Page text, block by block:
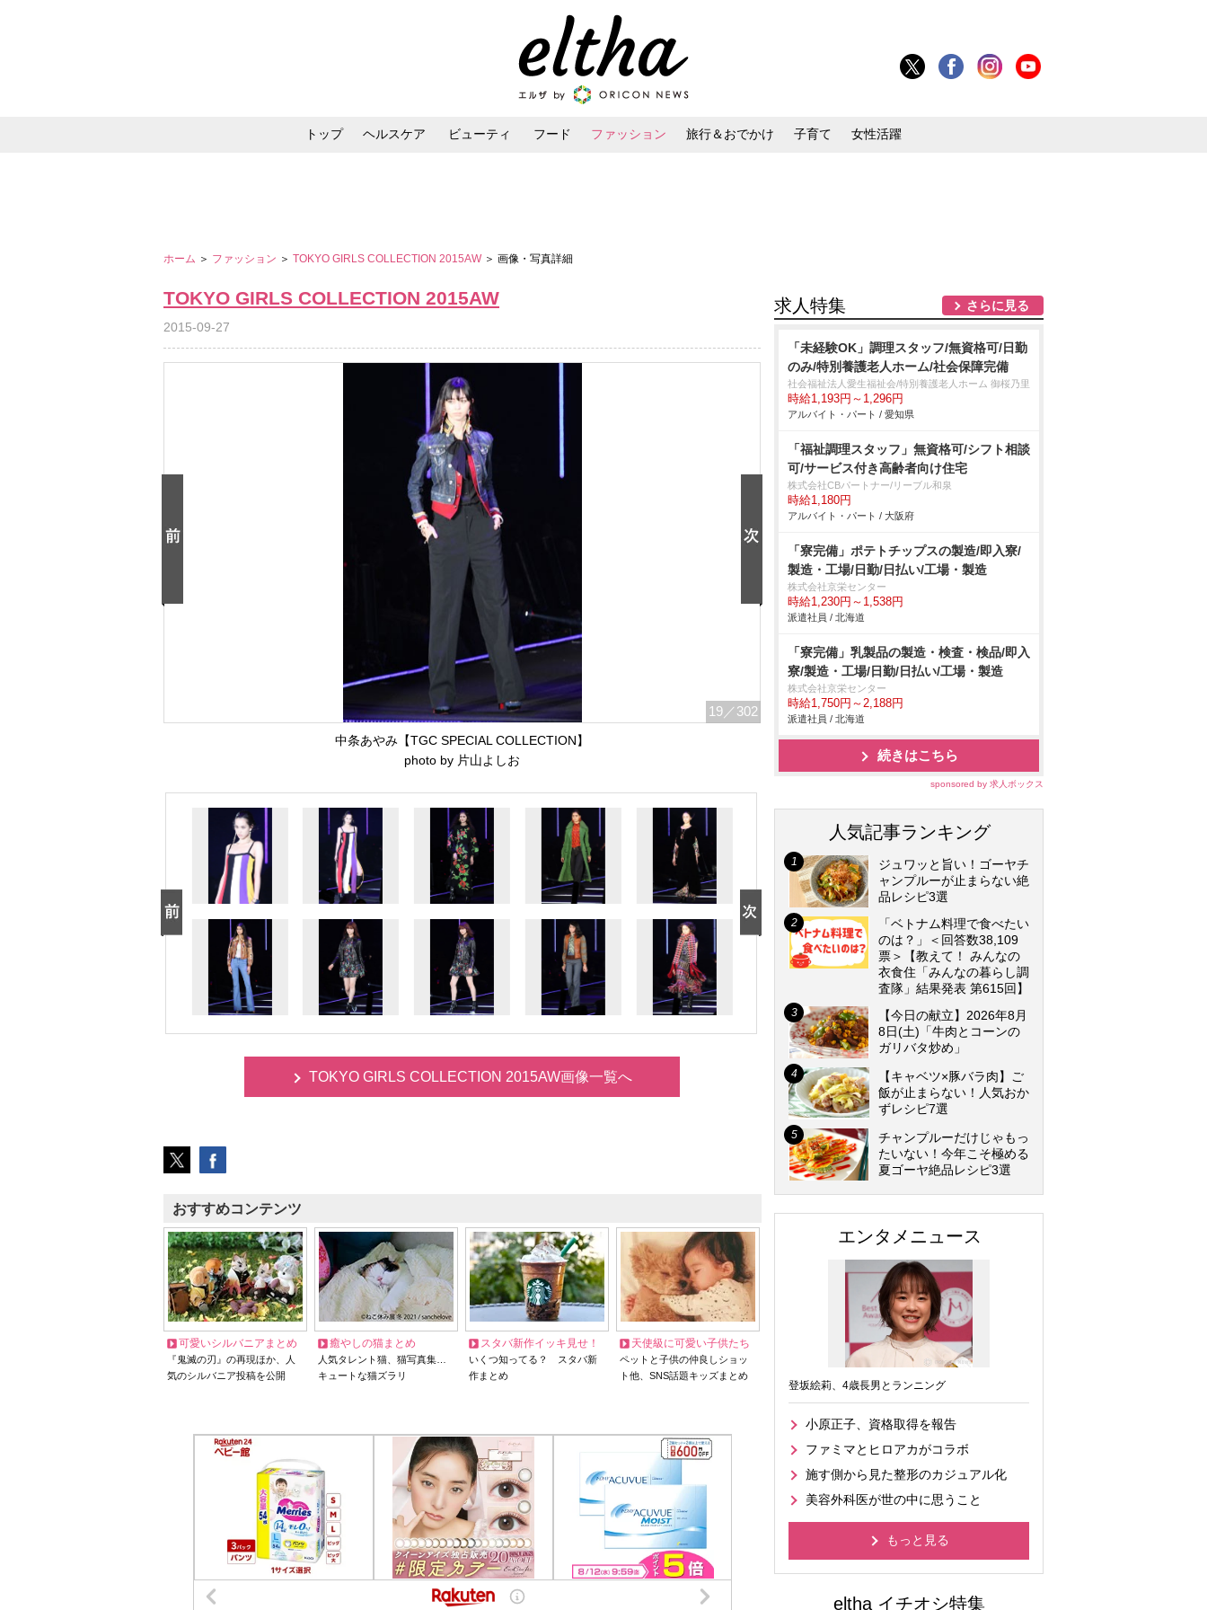
トップ ヘルスケア ビューティ フード ファッション 旅行＆おでかけ 子育て 女性活躍
ホーム ＞ ファッション ＞ TOKYO GIRLS COLLECTION 2015AW ＞ 画像・写真詳細
TOKYO GIRLS COLLECTION 2015AW
2015-09-27
19 ／302
中条あやみ【TGC SPECIAL COLLECTION】
photo by 片山よしお
TOKYO GIRLS COLLECTION 2015AW画像一覧へ
おすすめコンテンツ
可愛いシルバニアまとめ
『鬼滅の刃』の再現ほか、人
気のシルバニア投稿を公開
癒やしの猫まとめ
人気タレント猫、猫写真集…
キュートな猫ズラリ
スタバ新作イッキ見せ！
いくつ知ってる？ スタバ新
作まとめ
天使級に可愛い子供たち
ペットと子供の仲良しショッ
ト他、SNS話題キッズまとめ
求人特集 さらに見る
「未経験OK」調理スタッフ/無資格可/日勤
のみ/特別養護老人ホーム/社会保障完備
社会福祉法人愛生福祉会/特別養護老人ホーム 御桜乃里
時給1,193円～1,296円
アルバイト・パート / 愛知県
「福祉調理スタッフ」無資格可/シフト相談
可/サービス付き高齢者向け住宅
株式会社CBパートナー/リーブル和泉
時給1,180円
アルバイト・パート / 大阪府
「寮完備」ポテトチップスの製造/即入寮/
製造・工場/日勤/日払い/工場・製造
株式会社京栄センター
時給1,230円～1,538円
派遣社員 / 北海道
「寮完備」乳製品の製造・検査・検品/即入
寮/製造・工場/日勤/日払い/工場・製造
株式会社京栄センター
時給1,750円～2,188円
派遣社員 / 北海道
続きはこちら
sponsored by 求人ボックス
人気記事ランキング
ジュワッと旨い！ゴーヤチ
ャンプルーが止まらない絶
品レシピ3選
「ベトナム料理で食べたい
のは？」＜回答数38,109
票＞【教えて！ みんなの
衣食住「みんなの暮らし調
査隊」結果発表 第615回】
【今日の献立】2026年8月
8日(土)「牛肉とコーンの
ガリバタ炒め」
【キャベツ×豚バラ肉】ご
飯が止まらない！人気おか
ずレシピ7選
チャンプルーだけじゃもっ
たいない！今年こそ極める
夏ゴーヤ絶品レシピ3選
エンタメニュース
登坂絵莉、4歳長男とランニング
小原正子、資格取得を報告
ファミマとヒロアカがコラボ
施す側から見た整形のカジュアル化
美容外科医が世の中に思うこと
もっと見る